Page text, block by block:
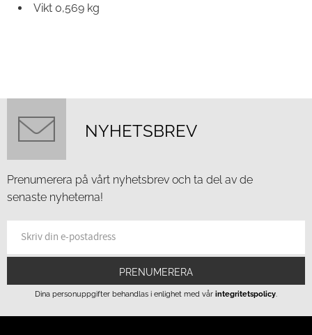
Vikt 0,569 kg
NYHETSBREV
Prenumerera på vårt nyhetsbrev och ta del av de
senaste nyheterna!
PRENUMERERA
Dina personuppgifter behandlas i enlighet med vår integritetspolicy.